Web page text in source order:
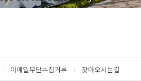
이메일무단수집거부 찾아오시는길